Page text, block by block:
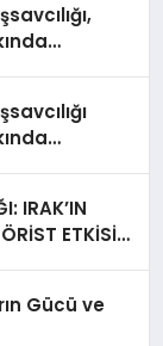
IRAK’IN
ETKİSİZ
Gücü ve